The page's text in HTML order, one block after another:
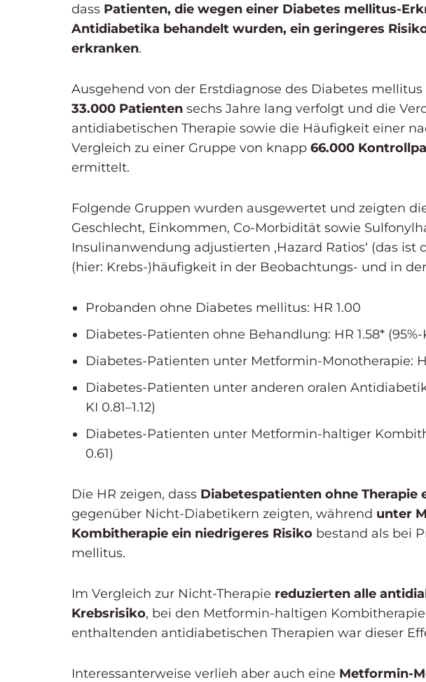
dass Patienten, die wegen einer Diabetes mellitus-
Antidiabetika behandelt wurden, ein geringeres
erkranken.
Ausgehend von der Erstdiagnose des Diabetes
33.000 Patienten sechs Jahre lang verfolgt und die
antidiabetischen Therapie sowie die Häufigkeit einer
Vergleich zu einer Gruppe von knapp 66.000
ermittelt.
Folgende Gruppen wurden ausgewertet und zeigten
Geschlecht, Einkommen, Co-Morbidität sowie
Insulinanwendung adjustierten ‚Hazard Ratios‘ (das ist
(hier: Krebs-)häufigkeit in der Beobachtungs- und in
Probanden ohne Diabetes mellitus: HR 1.00
Diabetes-Patienten ohne Behandlung: HR 1.58* (95%-
Diabetes-Patienten unter Metformin-Monotherapie: HR
Diabetes-Patienten unter anderen oralen
KI 0.81–1.12)
Diabetes-Patienten unter Metformin-haltiger
0.61)
Die HR zeigen, dass Diabetespatienten ohne Therapie
gegenüber Nicht-Diabetikern zeigten, während unter
Kombitherapie ein niedrigeres Risiko bestand als bei
mellitus.
Im Vergleich zur Nicht-Therapie reduzierten alle
Krebsrisiko, bei den Metformin-haltigen
enthaltenden antidiabetischen Therapien war dieser
Interessanterweise verlieh aber auch eine Metformin-